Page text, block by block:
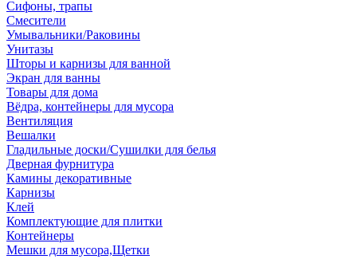
Сифоны, трапы
Смесители
Умывальники/Раковины
Унитазы
Шторы и карнизы для ванной
Экран для ванны
Товары для дома
Вёдра, контейнеры для мусора
Вентиляция
Вешалки
Гладильные доски/Сушилки для белья
Дверная фурнитура
Камины декоративные
Карнизы
Клей
Комплектующие для плитки
Контейнеры
Мешки для мусора,Щетки